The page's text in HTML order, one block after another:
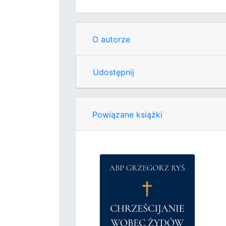
O autorze
Udostępnij
Powiązane książki